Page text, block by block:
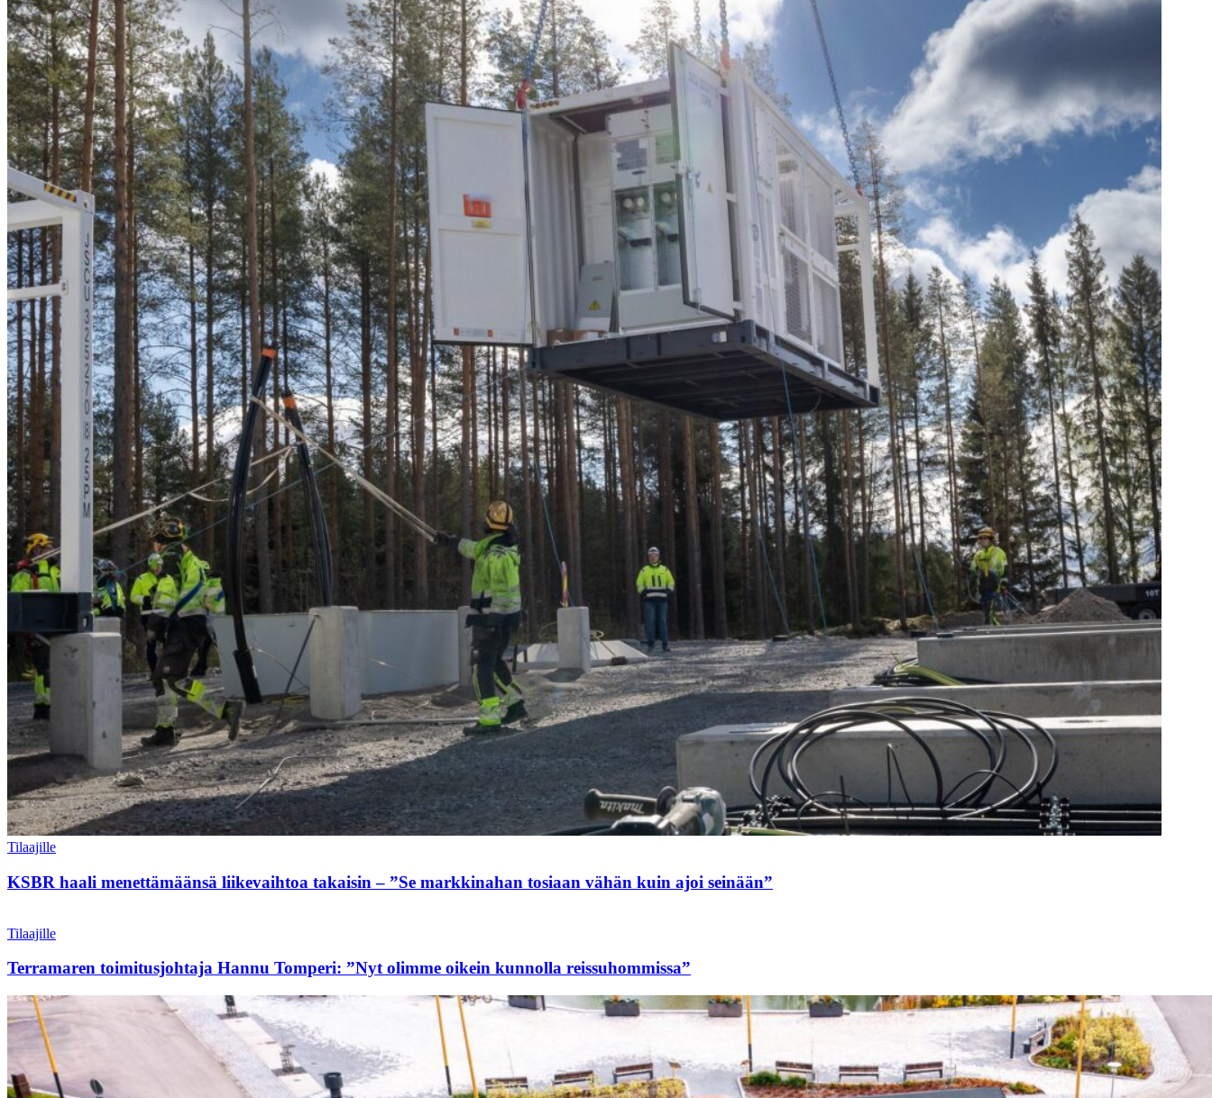
Tilaajille
KSBR haali menettämäänsä liikevaihtoa takaisin – ”Se markkinahan tosiaan vähän kuin ajoi seinään”
Tilaajille
Terramaren toimitusjohtaja Hannu Tomperi: ”Nyt olimme oikein kunnolla reissuhommissa”